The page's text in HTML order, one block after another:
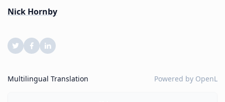
Nick Hornby
Multilingual Translation Powered by OpenL